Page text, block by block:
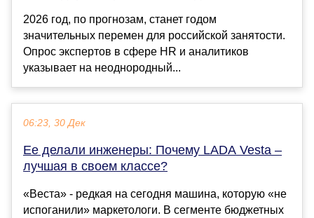
2026 год, по прогнозам, станет годом
значительных перемен для российской занятости.
Опрос экспертов в сфере HR и аналитиков
указывает на неоднородный...
06:23, 30 Дек
Ее делали инженеры: Почему LADA Vesta –
лучшая в своем классе?
«Веста» - редкая на сегодня машина, которую «не
испоганили» маркетологи. В сегменте бюджетных